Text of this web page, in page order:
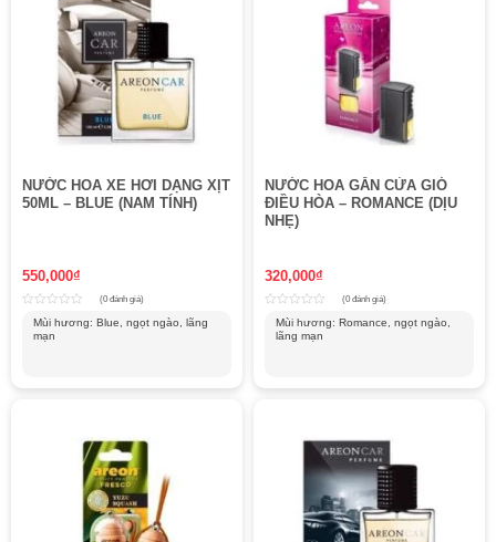
NƯỚC HOA XE HƠI DẠNG XỊT
50ML – BLUE (NAM TÍNH)
550,000₫
Rated
out
(0 đánh giá)
Mùi hương: Blue, ngọt ngào, lãng
mạn
NƯỚC HOA GẮN CỬA GIÓ
ĐIỀU HÒA – ROMANCE (DỊU
NHẸ)
320,000₫
Rated
out
(0 đánh giá)
Mùi hương: Romance, ngọt ngào,
lãng mạn